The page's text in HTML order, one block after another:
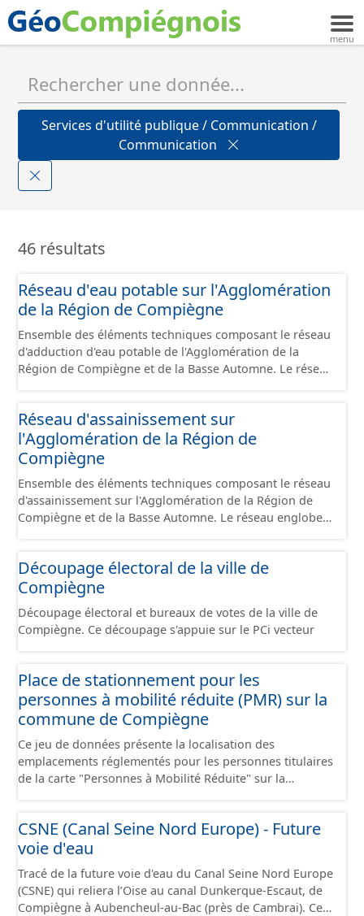
Services d'utilité publique / Communication /
Communication
46 résultats
Réseau d'eau potable sur l'Agglomération
de la Région de Compiègne
Ensemble des éléments techniques composant le réseau
d'adduction d'eau potable de l'Agglomération de la
Région de Compiègne et de la Basse Automne. Le réseau
opercule, plaque pleine, té, réduction, ventouse ...).
Réseau d'assainissement sur
l'Agglomération de la Région de
Compiègne
Ensemble des éléments techniques composant le réseau
d'assainissement sur l'Agglomération de la Région de
Compiègne et de la Basse Automne. Le réseau englobe à
branchements et ouvrages fonctionnels (regard, station,
poste de refoulement, vanne, décharge, dessableur,
clapet ...).
Découpage électoral de la ville de
Compiègne
Découpage électoral et bureaux de votes de la ville de
Compiègne. Ce découpage s'appuie sur le PCi vecteur
Place de stationnement pour les
personnes à mobilité réduite (PMR) sur la
commune de Compiègne
Ce jeu de données présente la localisation des
emplacements réglementés pour les personnes titulaires
de la carte "Personnes à Mobilité Réduite" sur la
CSNE (Canal Seine Nord Europe) - Future
voie d'eau
Tracé de la future voie d'eau du Canal Seine Nord Europe
(CSNE) qui reliera l’Oise au canal Dunkerque-Escaut, de
Compiègne à Aubencheul-au-Bac (près de Cambrai). Ce